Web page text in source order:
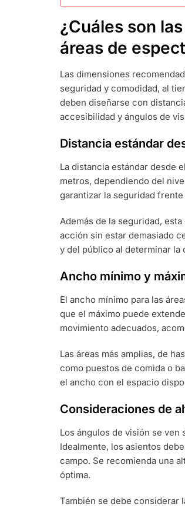
¿Cuáles son
áreas de
Las dimensiones
seguridad y comodidad, al
deben diseñarse con
accesibilidad y ángulos de
Distancia estándar
La distancia estándar desde
metros, dependiendo del
garantizar la seguridad
Además de la seguridad,
acción sin estar demasiado
y del público al determinar la
Ancho mínimo y
El ancho mínimo para las
que el máximo puede
movimiento adecuados,
Las áreas más amplias, de
como puestos de comida o
el ancho con el espacio
Consideraciones de
Los ángulos de visión se
Idealmente, los asientos
campo. Se recomienda una
óptima.
También se debe considerar